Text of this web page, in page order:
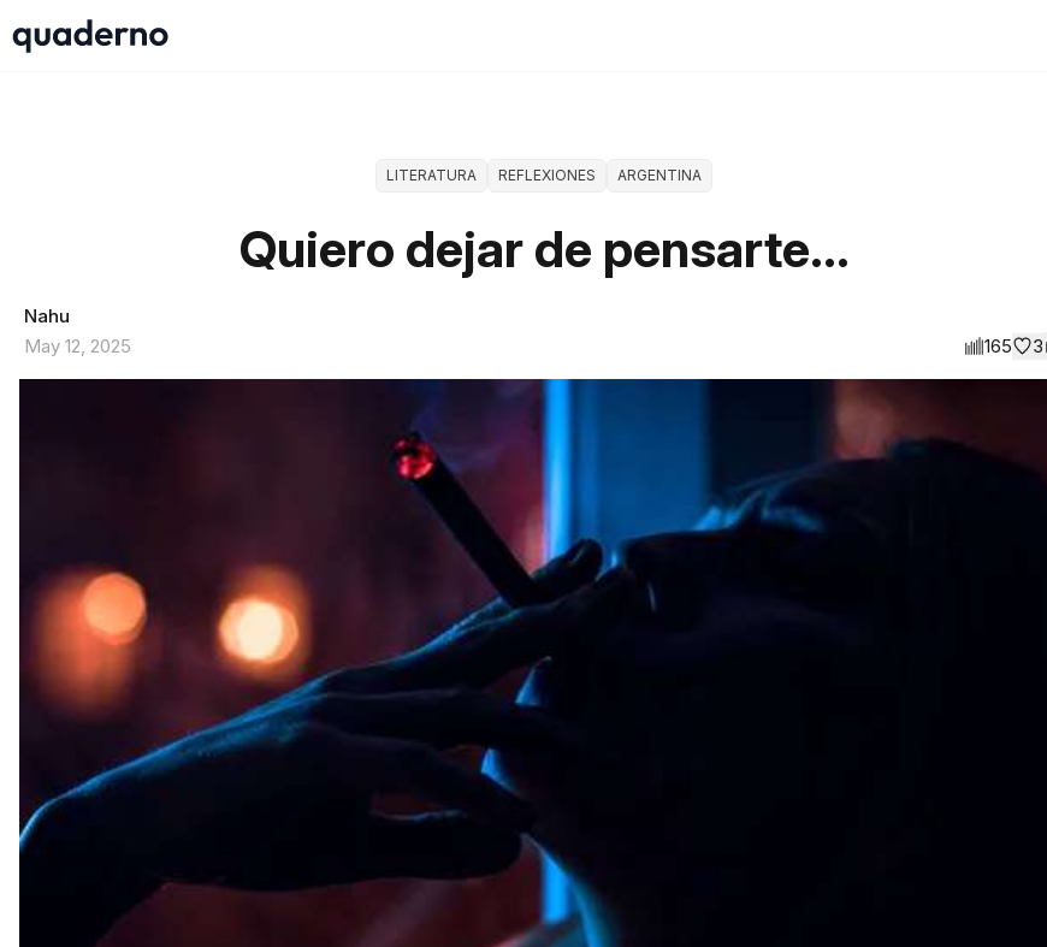
LITERATURA REFLEXIONES ARGENTINA
Quiero dejar de pensarte...
Nahu
May 12, 2025
165 3